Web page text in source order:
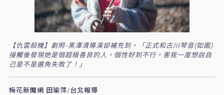
【仇雲殺機】劇照-黑澤清導演卻補充到，「正式和古川琴音(如圖)
接觸後發現她是個超級善良的人，個性好到不行，害我一度想說自
己是不是選角失敗了！」
梅花新聞網 田瑜萍/台北報導